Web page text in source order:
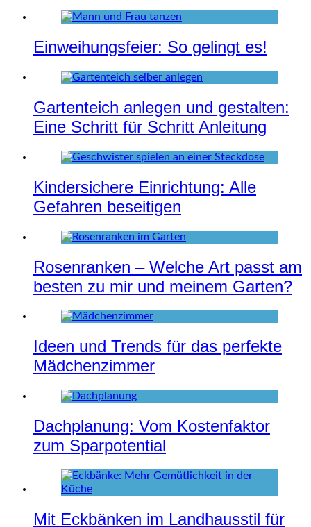
Einweihungsfeier: So gelingt es!
Gartenteich anlegen und gestalten:
Eine Schritt für Schritt Anleitung
Kindersichere Einrichtung: Alle
Gefahren beseitigen
Rosenranken – Welche Art passt am
besten zu mir und meinem Garten?
Ideen und Trends für das perfekte
Mädchenzimmer
Dachplanung: Vom Kostenfaktor
zum Sparpotential
Mit Eckbänken im Landhausstil für